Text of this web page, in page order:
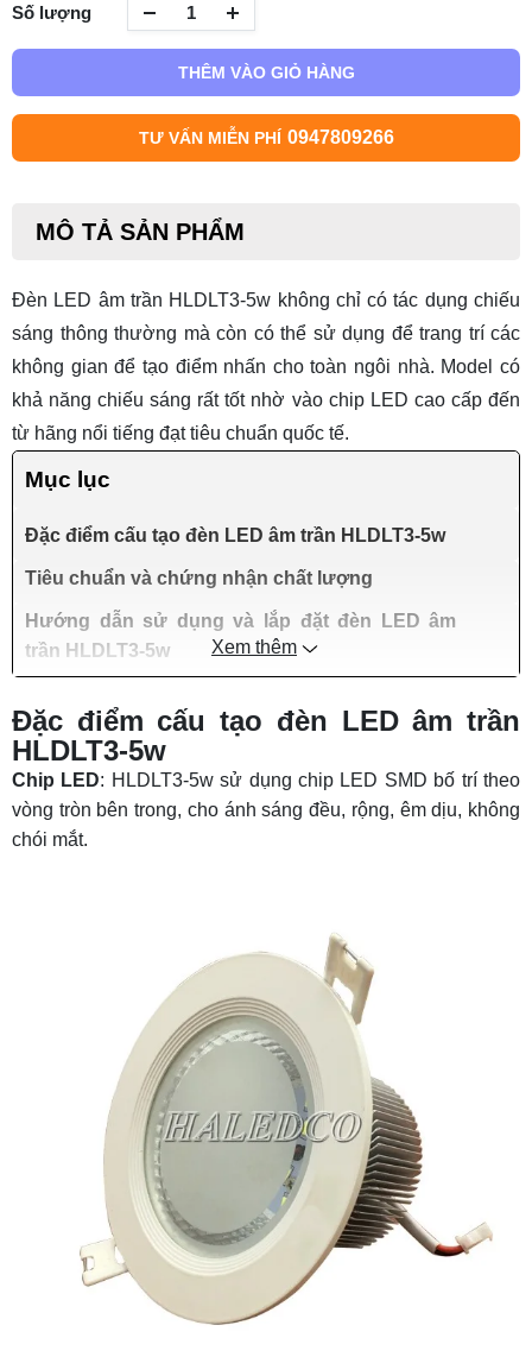
Số lượng
THÊM VÀO GIỎ HÀNG
TƯ VẤN MIỄN PHÍ 0947809266
MÔ TẢ SẢN PHẨM
Đèn LED âm trần HLDLT3-5w không chỉ có tác dụng chiếu
sáng thông thường mà còn có thể sử dụng để trang trí các
không gian để tạo điểm nhấn cho toàn ngôi nhà. Model có
khả năng chiếu sáng rất tốt nhờ vào chip LED cao cấp đến
từ hãng nổi tiếng đạt tiêu chuẩn quốc tế.
Mục lục
Đặc điểm cấu tạo đèn LED âm trần HLDLT3-5w
Tiêu chuẩn và chứng nhận chất lượng
Hướng dẫn sử dụng và lắp đặt đèn LED âm
trần HLDLT3-5w
Xem thêm
Đặc điểm cấu tạo đèn LED âm trần
HLDLT3-5w
Chip LED: HLDLT3-5w sử dụng chip LED SMD bố trí theo
vòng tròn bên trong, cho ánh sáng đều, rộng, êm dịu, không
chói mắt.